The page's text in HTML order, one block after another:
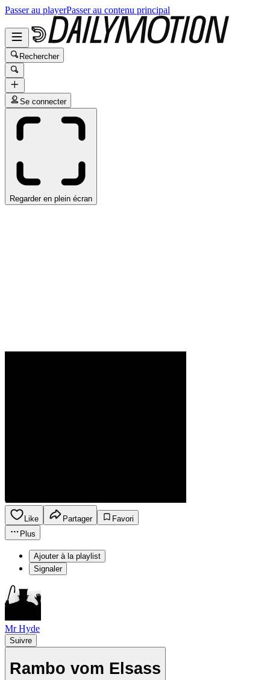
Passer au playerPasser au contenu principal
Rechercher
Se connecter
Regarder en plein écran
Like Partager
Favori
Plus
Ajouter à la playlist
Signaler
Mr Hyde
Suivre
Rambo vom Elsass